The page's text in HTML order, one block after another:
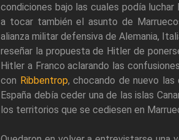
condiciones bajo las cuales podía luchar
a tocar también el asunto de
alianza militar defensiva de Alemania,
reseñar la propuesta de Hitler de
Hitler a Franco aclarando las
con Ribbentrop, chocando de nuevo las
España debía ceder una de las islas
los territorios que se cediesen en